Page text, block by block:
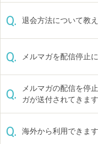
Q. 退会方法について教
Q. メルマガを配信停止に
Q.
メルマガの配信を停
ガが送付されてきます
Q. 海外から利用できます